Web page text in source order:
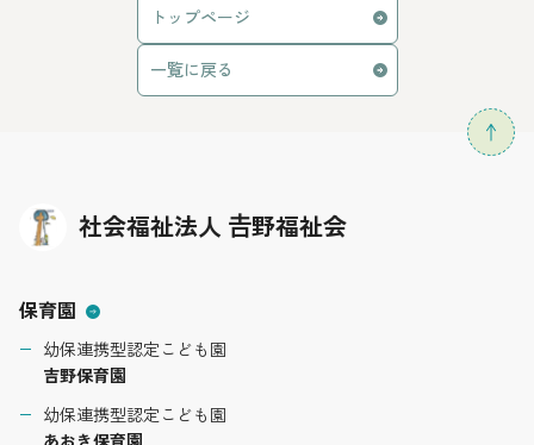
トップページ
一覧に戻る
社会福祉法人 𠮷野福祉会
保育園
幼保連携型認定こども園
吉野保育園
幼保連携型認定こども園